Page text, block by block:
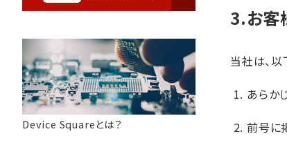
3.お客
当社は、
あらか
前号に
Device Squareとは？